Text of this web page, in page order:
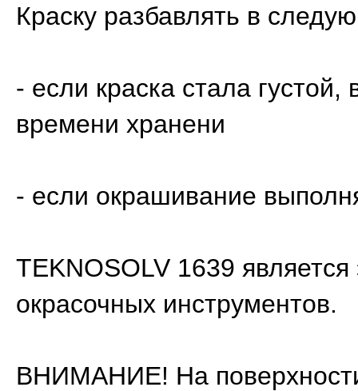
Краску разбавлять в
- если краска стала густой,
времени хранени
- если окрашивание
TEKNOSOLV 1639
окрасочных инструментов.
ВНИМАНИЕ! На